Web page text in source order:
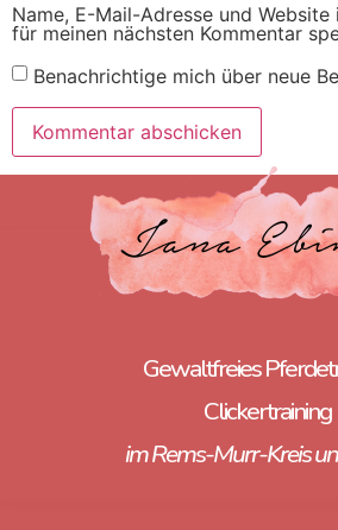
Name, E-Mail-Adresse und
für meinen nächsten Kommentar
Benachrichtige mich über neue
Gewaltfreies
Clickertraining
im Rems-Murr-Kreis